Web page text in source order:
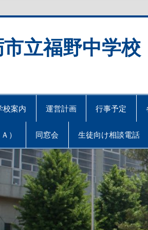
立福野中学校
校案内 運営計画 行事予定
） 同窓会 生徒向け相談電話